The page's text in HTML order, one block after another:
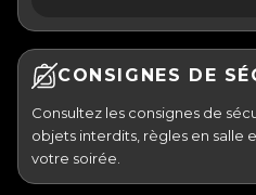
CONSIGNES DE
Consultez les consignes de
objets interdits, règles en salle
votre soirée.